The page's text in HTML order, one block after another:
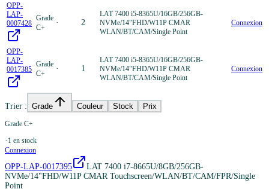
OPP-
LAP-
0007428
Grade
C+
· 2
LAT 7400 i5-8365U/16GB/256GB-
NVMe/14"FHD/W11P CMAR
WLAN/BT/CAM/Single Point
Connexion
OPP-
LAP-
0017385
Grade
C+
· 1
LAT 7400 i5-8365U/16GB/256GB-
NVMe/14"FHD/W11P CMAR
WLAN/BT/CAM/Single Point
Connexion
Trier : Grade Couleur Stock Prix
Grade C+
· 1 en stock
Connexion
OPP-LAP-0017395
LAT 7400 i7-8665U/8GB/256GB-
NVMe/14"FHD/W11P CMAR Touchscreen/WLAN/BT/CAM/FPR/Single
Point